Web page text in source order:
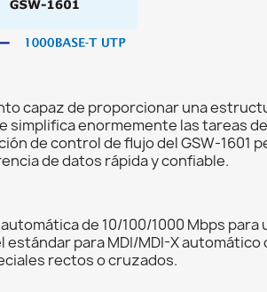
capaz de proporcionar una
enormemente las tareas
de control de flujo del GSW-1601
de datos rápida y confiable.
de 10/100/1000 Mbps
estándar para MDI/MDI-X
rectos o cruzados.